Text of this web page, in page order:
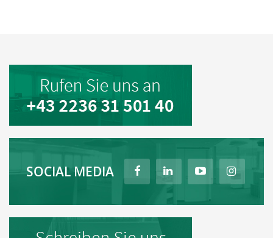
SOCIAL MEDIA